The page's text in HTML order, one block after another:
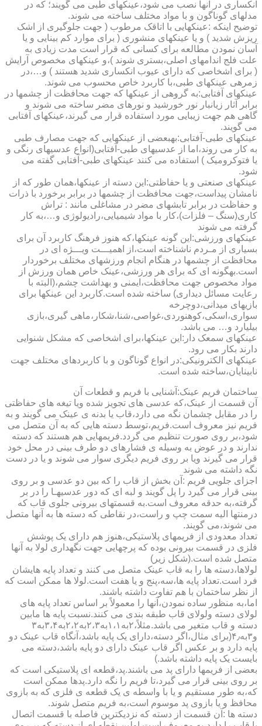
انکساری در آنها نصب می شود،عینکهای طبی می گویند؛ که در
مدلهای گوناگون و با مواد مختلف ساخته می شوند.
توضیح اینکه :عینکهایی با اتاقک مرطوب ( جهت جلوگیری از اشک
ریزش شدید ) و یا عینکهای منشوری ( برای موارد کم بینایی و یا
آسان نمودن مطالعه برای کسانی که قرار است مدت زیادی به
علت فلج اندامهای اصلی،بستری شوند )،و عینکهای مخصوص آرایش
( برای اشخاصی که دارای عیوب انکساری شدید هستند ) و…،در
زمره­ی عینکهای طبی،با کاربرد خاص محسوب می شوند.
عینکهای آفتابی:به گروهی از عینکها که جهت محافظت از چشمها در
برابر آثار زیانبار نور خورشید و نورهای مضر ساخته می شوند و
گاهی هم جهت زیبایی مورد استفاده قرار می گیرند،عینکهای آفتابی
می گویند.
عینکهای طبی-آفتابی:به­بعضی از عینکهایی که جهت مصارف طبی
به کار می روند،اما از عدسیهای طبی-آفتابی(انواع عدسیهای رنگی و
یا فتوکرومیک ) استفاده می کنند عینکهای طبی-آفتابی گفته می
شود.
عینکهای صنعتی و یا حفاظتی:این دسته از عینکها،همان طور که از
نامشان پیداست،جهت محافظت از چشمها در برابر برخورد با ذرات
و حفاظت در برابر تابشهای مضر در مشاغلی مانند : تراش
کاری(سنگ – فلزات)،کار با مواد شیمیایی،رادیولوژی و…،به کار
گرفته می شوند
عینکهای ورزشی:این گونه عینکها،که هنوز فرهنگ کاربرد آن برای
بسیاری از مـردم ناشناخته است،از اهمیـــت ویـــژه ای در
محافظت از چشمها در هنگام انجام ورزشهای مختلف برخوردار
است.به­گونه ای که برای هر ورزشی،عینک خاص همان ورزش از
مواد مخصوص جهت محافظت،ایمنی و بهداشت چشم،(البته با
رعایت مسائل دیداری) ساخته شده است.کاربرد این عینکها برای
بازیهای میدانی،دوچرخه
سواری،اسکی،کوهنوردی،غواصی،شنا،شکار،ماهی گیری،بازی
بیلیارد و… می باشد.
عینکهای سمعک دار:این عینکها،برای اشخاصی که مشکل شنوایی
دارند بکار می رود.
عینکهای الکترونیکی:در انواع گوناگون و با کاربردهای مختلف جهت
نابینایان،ساخته شده است.
ساختمان فریم عینک:آشنایی با فریم و قطعات آن
آن قسمت از عینک،که عدسی های تجویز شده ویا تیغه های حفاظتی
را در مقابل چشمان نگه می دارد،قاب یا بدنه ی عینک می گویند و به
فریم نیز معروف است.فریم،توسط دسته هایی که به آن متصل می
شود،بر روی صورت تنظیم می گردد.فریمهایی هم هستند که دسته
ندارند و در عوض به وسیله ی فشارهای دو طرف بینی در محل خود
قرار می گیرند ویا بر روی فریم دیگری سوار می شوند و یا در دست
نگه داشته می شوند
اجزای جلویی فریم :آن بخش از قاب را که بین دو عدسی و بر روی
بینی قرار می گیرد را پل گویند و لبه ای که دور عدسیهـا را در بر
گرفته،به حدقه معروف است.به قسمتهای بیرونی جلوی قاب که
درمنتها الیه سمت چپ و راست،در نقاطی که دسته ها به آنها متصل
می شوند،می گویند.
تعداد معدودی از فریمهای پلاستیکی،هنوز هم دارای یک پوشش
فلزی در قسمت بیرونی بوده که پرچهایی جهت نگهداری لولا به آنها
متصل شده است.(شکل زیر)
لولاها،دسته ها را به قاب عینک متصل می کنند و تعداد پایه هایشان
فرد است.تعداد پایه ها،سه،پنج و یا هفت است.لولا ها ممکن است که
از نظر ساختمان با هم تفاوت داشته باشند.
اما،به منظور ساده نمودن،آنها را معمولاً بر اساس تعداد پایه های
لولای دسته ولولای قاب طبقه بندی می کنند.نسبت پایه ها مابین
دسته و قاب متغیر می باشد.مثلاً،۲به۱،۱به۲،۳به۲،۲به۳،۴به۳
و۳به۴٫(برای مثال،اگر دسته،دارای یک پایه باشد،آنگاه قاب عینک دو
پایه دارد و بر عکس اگر قاب عینک دارای دو پایه باشد،دسته می
بایست یک پایه داشته باشد.)
بعضی از فریمها دارای پد می باشند.پد،قطعه ای پلاستیکی است که
بر روی بینی قرار می گیرد،تا فریم را نگه دارد.پدها ممکن است
که،به طور مستقیم و یا با واسطه ی یک قطعه ی فلزی که به بازوی
محافظ و یا بازوی پد موسوم است،به فریم متصل شوند.
دسته ها :آن قسمت از دسته که نزدیکترین فاصله با قسمت اتصال